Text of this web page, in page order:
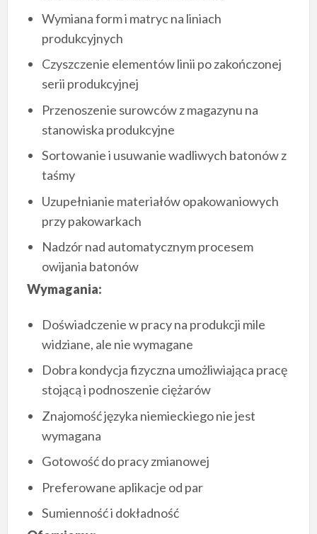
Wymiana form i matryc na liniach
produkcyjnych
Czyszczenie elementów linii po zakończonej
serii produkcyjnej
Przenoszenie surowców z magazynu na
stanowiska produkcyjne
Sortowanie i usuwanie wadliwych batonów z
taśmy
Uzupełnianie materiałów opakowaniowych
przy pakowarkach
Nadzór nad automatycznym procesem
owijania batonów
Wymagania:
Doświadczenie w pracy na produkcji mile
widziane, ale nie wymagane
Dobra kondycja fizyczna umożliwiająca pracę
stojącą i podnoszenie ciężarów
Znajomość języka niemieckiego nie jest
wymagana
Gotowość do pracy zmianowej
Preferowane aplikacje od par
Sumienność i dokładność